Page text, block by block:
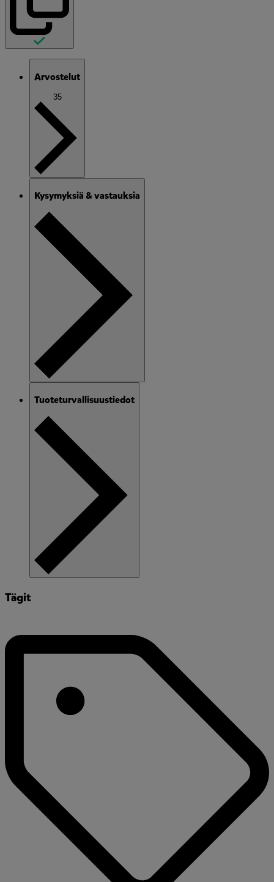
Arvostelut
35
Kysymyksiä & vastauksia
Tuoteturvallisuustiedot
Tägit